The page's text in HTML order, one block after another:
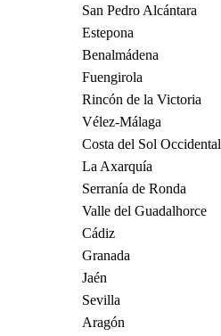
San Pedro Alcántara
Estepona
Benalmádena
Fuengirola
Rincón de la Victoria
Vélez-Málaga
Costa del Sol Occidental
La Axarquía
Serranía de Ronda
Valle del Guadalhorce
Cádiz
Granada
Jaén
Sevilla
Aragón